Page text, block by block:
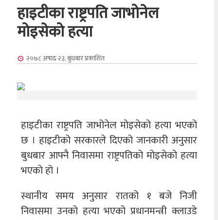
हाइटीका राष्ट्रपति जाभोनेल
मोइसेको हत्या
२०७८ अषाढ २३, बुधबारप्रकाशित
हाइटीका राष्ट्रपति जाभोनेल मोइसेको हत्या भएको
छ । हाइटीको सरकारले दिएको जानकारी अनुसार
बुधबार आफ्नै निवासमा राष्ट्रपतिको मोइसेको हत्या
भएको हो ।
स्थानीय समय अनुसार रातको १ बजे निजी
निवासमा उनको हत्या भएको प्रधानमन्त्री क्लाउडे